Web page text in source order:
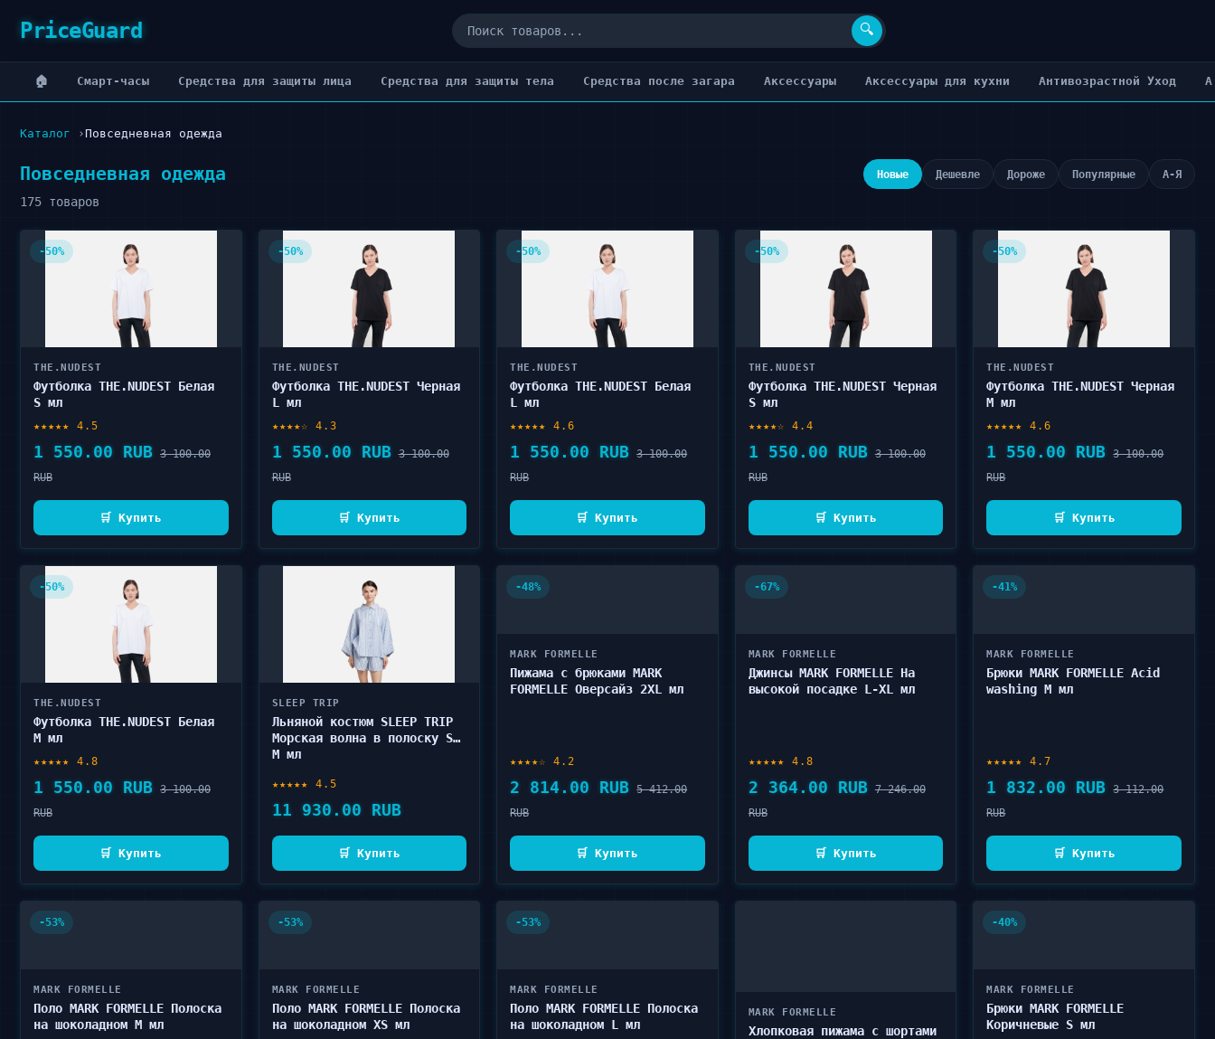
PriceGuard 🔍
🏠 Cмарт-часы Cредства для защиты лица Cредства для защиты тела Cредства после загара Аксессуары Аксессуары для кухни Антивозрастной Уход
Каталог Повседневная одежда
Повседневная одежда
175 товаров
Новые Дешевле Дороже Популярные А-Я
-50%
THE.NUDEST
Футболка THE.NUDEST Белая
S мл
★★★★★ 4.5
1 550.00 RUB 3 100.00
RUB
🛒 Купить
-50%
THE.NUDEST
Футболка THE.NUDEST Черная
L мл
★★★★☆ 4.3
1 550.00 RUB 3 100.00
RUB
🛒 Купить
-50%
THE.NUDEST
Футболка THE.NUDEST Белая
L мл
★★★★★ 4.6
1 550.00 RUB 3 100.00
RUB
🛒 Купить
-50%
THE.NUDEST
Футболка THE.NUDEST Черная
S мл
★★★★☆ 4.4
1 550.00 RUB 3 100.00
RUB
🛒 Купить
-50%
THE.NUDEST
Футболка THE.NUDEST Черная
M мл
★★★★★ 4.6
1 550.00 RUB 3 100.00
RUB
🛒 Купить
-50%
THE.NUDEST
Футболка THE.NUDEST Белая
M мл
★★★★★ 4.8
1 550.00 RUB 3 100.00
RUB
🛒 Купить
SLEEP TRIP
Льняной костюм SLEEP TRIP
Морская волна в полоску S-
M мл
★★★★★ 4.5
11 930.00 RUB
🛒 Купить
-48%
MARK FORMELLE
Пижама с брюками MARK
FORMELLE Оверсайз 2XL мл
★★★★☆ 4.2
2 814.00 RUB 5 412.00
RUB
🛒 Купить
-67%
MARK FORMELLE
Джинсы MARK FORMELLE На
высокой посадке L-XL мл
★★★★★ 4.8
2 364.00 RUB 7 246.00
RUB
🛒 Купить
-41%
MARK FORMELLE
Брюки MARK FORMELLE Acid
washing M мл
★★★★★ 4.7
1 832.00 RUB 3 112.00
RUB
🛒 Купить
-53%
MARK FORMELLE
Поло MARK FORMELLE Полоска
на шоколадном M мл
-53%
MARK FORMELLE
Поло MARK FORMELLE Полоска
на шоколадном XS мл
-53%
MARK FORMELLE
Поло MARK FORMELLE Полоска
на шоколадном L мл
MARK FORMELLE
Хлопковая пижама с шортами
-40%
MARK FORMELLE
Брюки MARK FORMELLE
Коричневые S мл